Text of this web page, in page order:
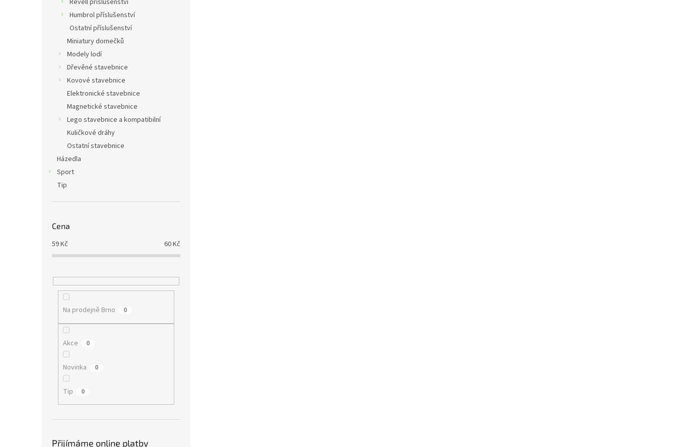
Revell příslušenství
Humbrol příslušenství
Ostatní příslušenství
Miniatury domečků
Modely lodí
Dřevěné stavebnice
Kovové stavebnice
Elektronické stavebnice
Magnetické stavebnice
Lego stavebnice a kompatibilní
Kuličkové dráhy
Ostatní stavebnice
Házedla
Sport
Tip
Cena
59Kč 60Kč
Na prodejně Brno 0
Akce 0
Novinka 0
Tip 0
Přijímáme online platby